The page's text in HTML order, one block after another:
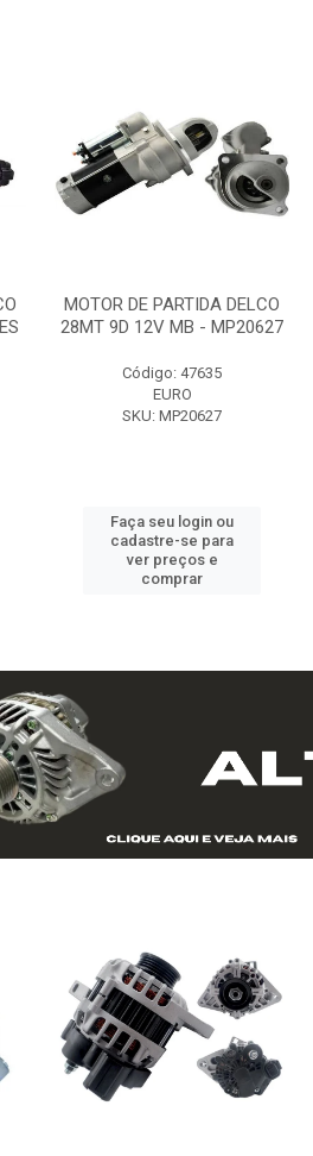
MOTOR DE PARTIDA DELCO
28MT 9D 12V MB - MP20627
Código: 47635
EURO
SKU: MP20627
Faça seu login ou
cadastre-se para
ver preços e
comprar